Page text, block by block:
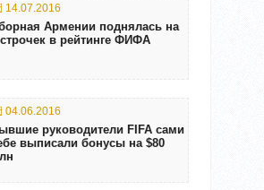
14.07.2016
Армении поднялась на
в рейтинге ФИФА
04.06.2016
руководители FIFA сами
выписали бонусы на $80